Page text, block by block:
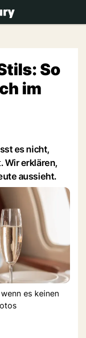
So
im
es nicht,
Wir erklären,
aussieht.
es keinen